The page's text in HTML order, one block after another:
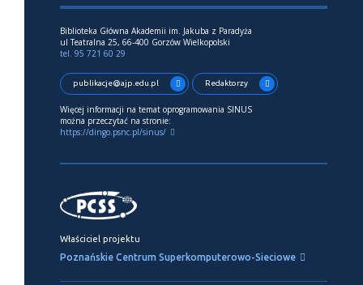
Biblioteka Główna Akademii im. Jakuba z Paradyża
ul Teatralna 25, 66-400 Gorzów Wielkopolski
tel. 95 721 60 29
publikacje@ajp.edu.pl Redaktorzy
Więcej informacji na temat oprogramowania SINUS
można przeczytać na stronie:
https://dingo.psnc.pl/sinus/
Właściciel projektu
Poznańskie Centrum Superkomputerowo-Sieciowe